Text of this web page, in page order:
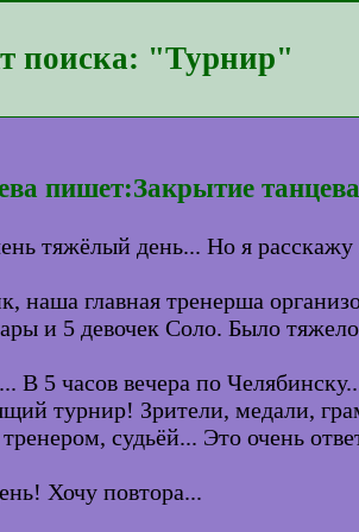
поиска: "Турнир"
пишет:Закрытие
тяжёлый день... Но я
наша главная тренерша
и 5 девочек Соло. Было
В 5 часов вечера по
турнир! Зрители, медали,
судьёй... Это очень
Хочу повтора...